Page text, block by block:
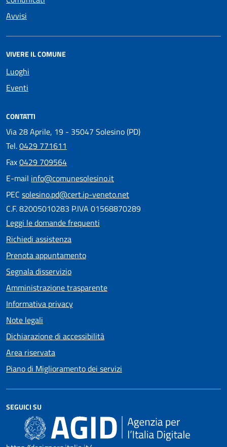
Avvisi
VIVERE IL COMUNE
Luoghi
Eventi
CONTATTI
Via 28 Aprile, 19 - 35047 Solesino (PD)
Tel.0429 771611
Fax0429 709564
E-mail info@comunesolesino.it
PEC solesino.pd@cert.ip-veneto.net
C.F. 82005010283 P.IVA 01568870289
Leggi le domande frequenti
Richiedi assistenza
Prenota appuntamento
Segnala disservizio
Amministrazione trasparente
Informativa privacy
Note legali
Dichiarazione di accessibilità
Area riservata
Piano di Miglioramento dei servizi
SEGUICI SU